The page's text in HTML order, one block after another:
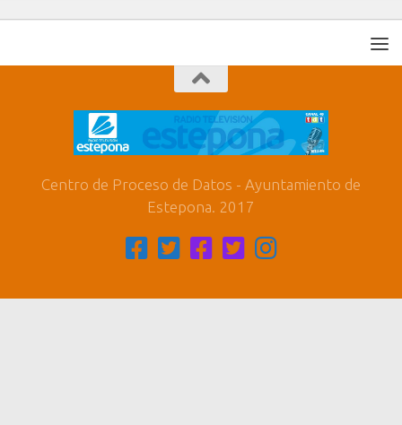
Centro de Proceso de Datos - Ayuntamiento de
Estepona. 2017